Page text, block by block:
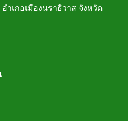
ำเภอเมืองนราธิวาส จังหวัด